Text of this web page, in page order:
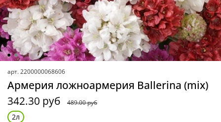
арт. 2200000068606
Армерия ложноармерия Ballerina (mix)
342.30 руб
489.00 руб
2л